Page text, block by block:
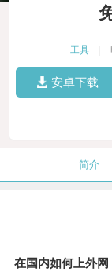
工具
安卓下载
简介
在国内如何上外网